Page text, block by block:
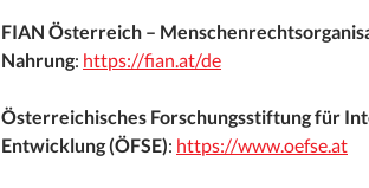
FIAN Österreich –
Nahrung: https://fian.at/de
Österreichisches Forschungsstiftung für
Entwicklung (ÖFSE): https://www.oefse.at